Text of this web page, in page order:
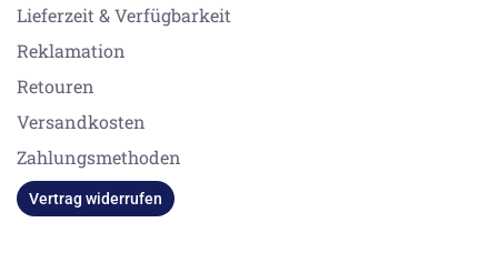
Lieferzeit & Verfügbarkeit
Reklamation
Retouren
Versandkosten
Zahlungsmethoden
Vertrag widerrufen